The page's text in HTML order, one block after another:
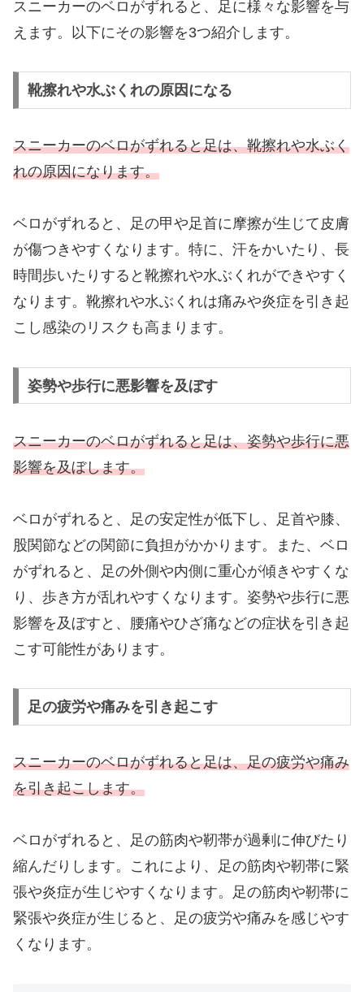
スニーカーのベロがずれると、足に様々な影響を与
えます。以下にその影響を3つ紹介します。
靴擦れや水ぶくれの原因になる
スニーカーのベロがずれると足は、靴擦れや水ぶく
れの原因になります。
ベロがずれると、足の甲や足首に摩擦が生じて皮膚
が傷つきやすくなります。特に、汗をかいたり、長
時間歩いたりすると靴擦れや水ぶくれができやすく
なります。靴擦れや水ぶくれは痛みや炎症を引き起
こし感染のリスクも高まります。
姿勢や歩行に悪影響を及ぼす
スニーカーのベロがずれると足は、姿勢や歩行に悪
影響を及ぼします。
ベロがずれると、足の安定性が低下し、足首や膝、
股関節などの関節に負担がかかります。また、ベロ
がずれると、足の外側や内側に重心が傾きやすくな
り、歩き方が乱れやすくなります。姿勢や歩行に悪
影響を及ぼすと、腰痛やひざ痛などの症状を引き起
こす可能性があります。
足の疲労や痛みを引き起こす
スニーカーのベロがずれると足は、足の疲労や痛み
を引き起こします。
ベロがずれると、足の筋肉や靭帯が過剰に伸びたり
縮んだりします。これにより、足の筋肉や靭帯に緊
張や炎症が生じやすくなります。足の筋肉や靭帯に
緊張や炎症が生じると、足の疲労や痛みを感じやす
くなります。